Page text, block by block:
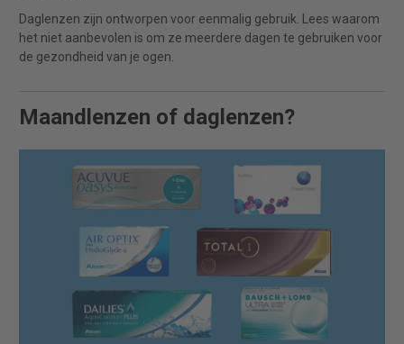
Daglenzen zijn ontworpen voor eenmalig gebruik. Lees waarom
het niet aanbevolen is om ze meerdere dagen te gebruiken voor
de gezondheid van je ogen.
Maandlenzen of daglenzen?